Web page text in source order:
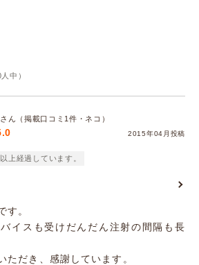
人中）
ん（掲載口コミ1件・ネコ）
2015年04月投稿
上経過しています。
す。
イスも受けだんだん注射の間隔も長
ただき、感謝しています。